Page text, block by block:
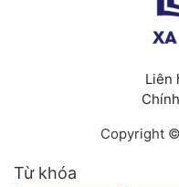
Liên
Copyright
Từ khóa